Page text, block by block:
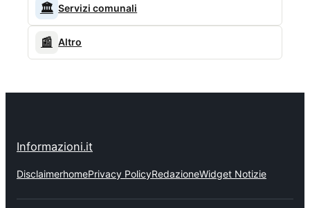
🏛️ Servizi comunali
📰 Altro
Informazioni.it
DisclaimerhomePrivacy PolicyRedazioneWidget Notizie